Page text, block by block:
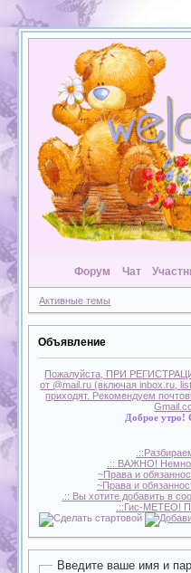
Форум Чат
Активные темы
Объявление
Пожалуйста, ПРИ
от @mail.ru (включая inbox.ru,
приходят. Рекомендуем
Доброе утро!
.:: ВАЖНО!
~Права и
~Права и
.:: Вы хотите добавить в
.::Гис-МЕТЕО!
Введите ваше имя и